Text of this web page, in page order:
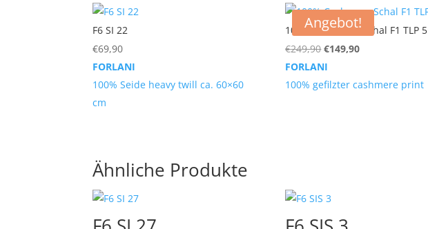
F6 SI 22
€69,90
FORLANI
100% Seide heavy twill ca. 60×60
cm
Angebot!
100% Cashmere Schal F1 TLP 5
€249,90Ursprünglicher
Preis
war:
€149,90Aktueller
ist:
FORLANI
100% gefilzter cashmere print
Ähnliche Produkte